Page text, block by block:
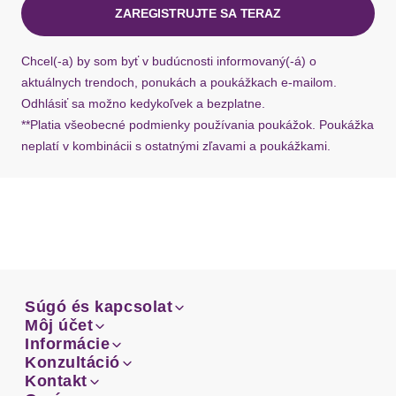
ZAREGISTRUJTE SA TERAZ
Chcel(-a) by som byť v budúcnosti informovaný(-á) o
aktuálnych trendoch, ponukách a poukážkach e-mailom.
Odhlásiť sa možno kedykoľvek a bezplatne.
**Platia všeobecné podmienky používania poukážok. Poukážka
neplatí v kombinácii s ostatnými zľavami a poukážkami.
Súgó és kapcsolat
Email
Facebook
Súgó és kapcsolat
Email
Môj účet
Prehľad objednávok
Môj účet
Prehľad objednávok
Informácie
Doprava
Informácie
Konzultáció
Sprievodca-veľkosťami
Konzultáció
Kontakt